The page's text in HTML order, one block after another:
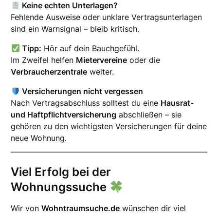
Keine echten Unterlagen?
Fehlende Ausweise oder unklare Vertragsunterlagen
sind ein Warnsignal – bleib kritisch.
Tipp: Hör auf dein Bauchgefühl.
Im Zweifel helfen Mietervereine oder die
Verbraucherzentrale weiter.
Versicherungen nicht vergessen
Nach Vertragsabschluss solltest du eine Hausrat-
und Haftpflichtversicherung abschließen – sie
gehören zu den wichtigsten Versicherungen für deine
neue Wohnung.
Viel Erfolg bei der
Wohnungssuche
Wir vonWohntraumsuche.de wünschen dir viel